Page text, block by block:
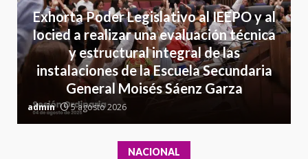
Detienen a Ernesto Ruffo en Baja
California; FGR lo investiga por
presuntos delitos de
delincuencia organizada y
contrabando
16 julio 2026
Exhorta Poder Legislativo al IEEPO y al
Iocied a realizar una evaluación técnica
y estructural integral de las
instalaciones de la Escuela Secundaria
General Moisés Sáenz Garza
admin 5 agosto 2026
NACIONAL